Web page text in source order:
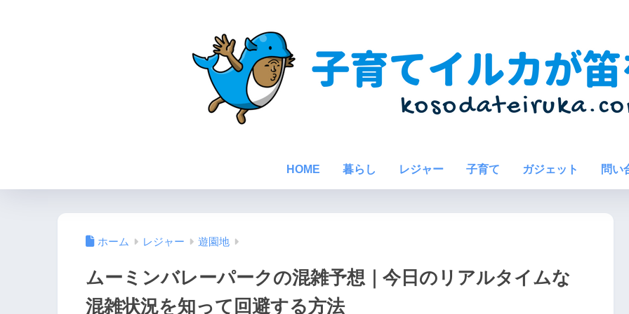
HOME 暮らし レジャー 子育て ガジェット 問い
ホーム レジャー 遊園地
ムーミンバレーパークの混雑予想｜今日のリアルタイムな
混雑状況を知って回避する方法